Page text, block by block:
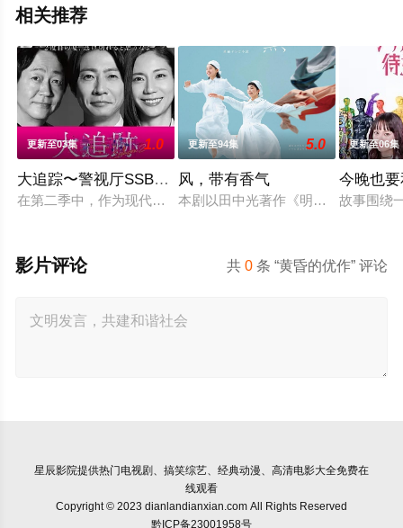
相关推荐
更新至03集 1.0
大追踪〜警视厅SSBC强行犯系〜 第二季
在第二季中，作为现代刑侦关键力量的【警视厅SSBC强行犯系
更新至94集 5.0
风，带有香气
本剧以田中光著作《明治的南丁格尔
更新至06集
今晚也
故事围绕
共0 条 “黄昏的优作” 评论
影片评论
星辰影院提供热门电视剧、搞笑综艺、经典动漫、高清电影大全免费在
线观看
Copyright © 2023 dianlandianxian.com All Rights Reserved
黔ICP备23001958号